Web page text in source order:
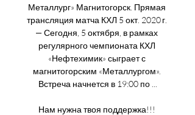
Металлург» Магнитогорск. Прямая
трансляция матча КХЛ 5 окт. 2020 г.
— Сегодня, 5 октября, в рамках
регулярного чемпионата КХЛ
«Нефтехимик» сыграет с
магнитогорским «Металлургом».
Встреча начнется в 19:00 по ...
Нам нужна твоя поддержка!!!